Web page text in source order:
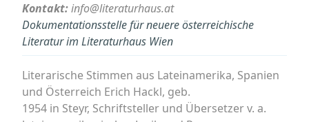
Kontakt:info@literaturhaus.at
Dokumentationsstelle für neuere österreichische
Literatur im Literaturhaus Wien
Literarische Stimmen aus Lateinamerika, Spanien
und Österreich Erich Hackl, geb.
1954 in Steyr, Schriftsteller und Übersetzer v. a.